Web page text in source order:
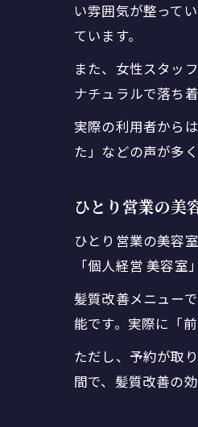
い雰囲気が整って
ています。
また、女性スタッ
ナチュラルで落ち
実際の利用者から
た」などの声が多
ひとり営業の美
ひとり営業の美容
「個人経営 美容
髪質改善メニュー
能です。実際に「
ただし、予約が取
間で、髪質改善の